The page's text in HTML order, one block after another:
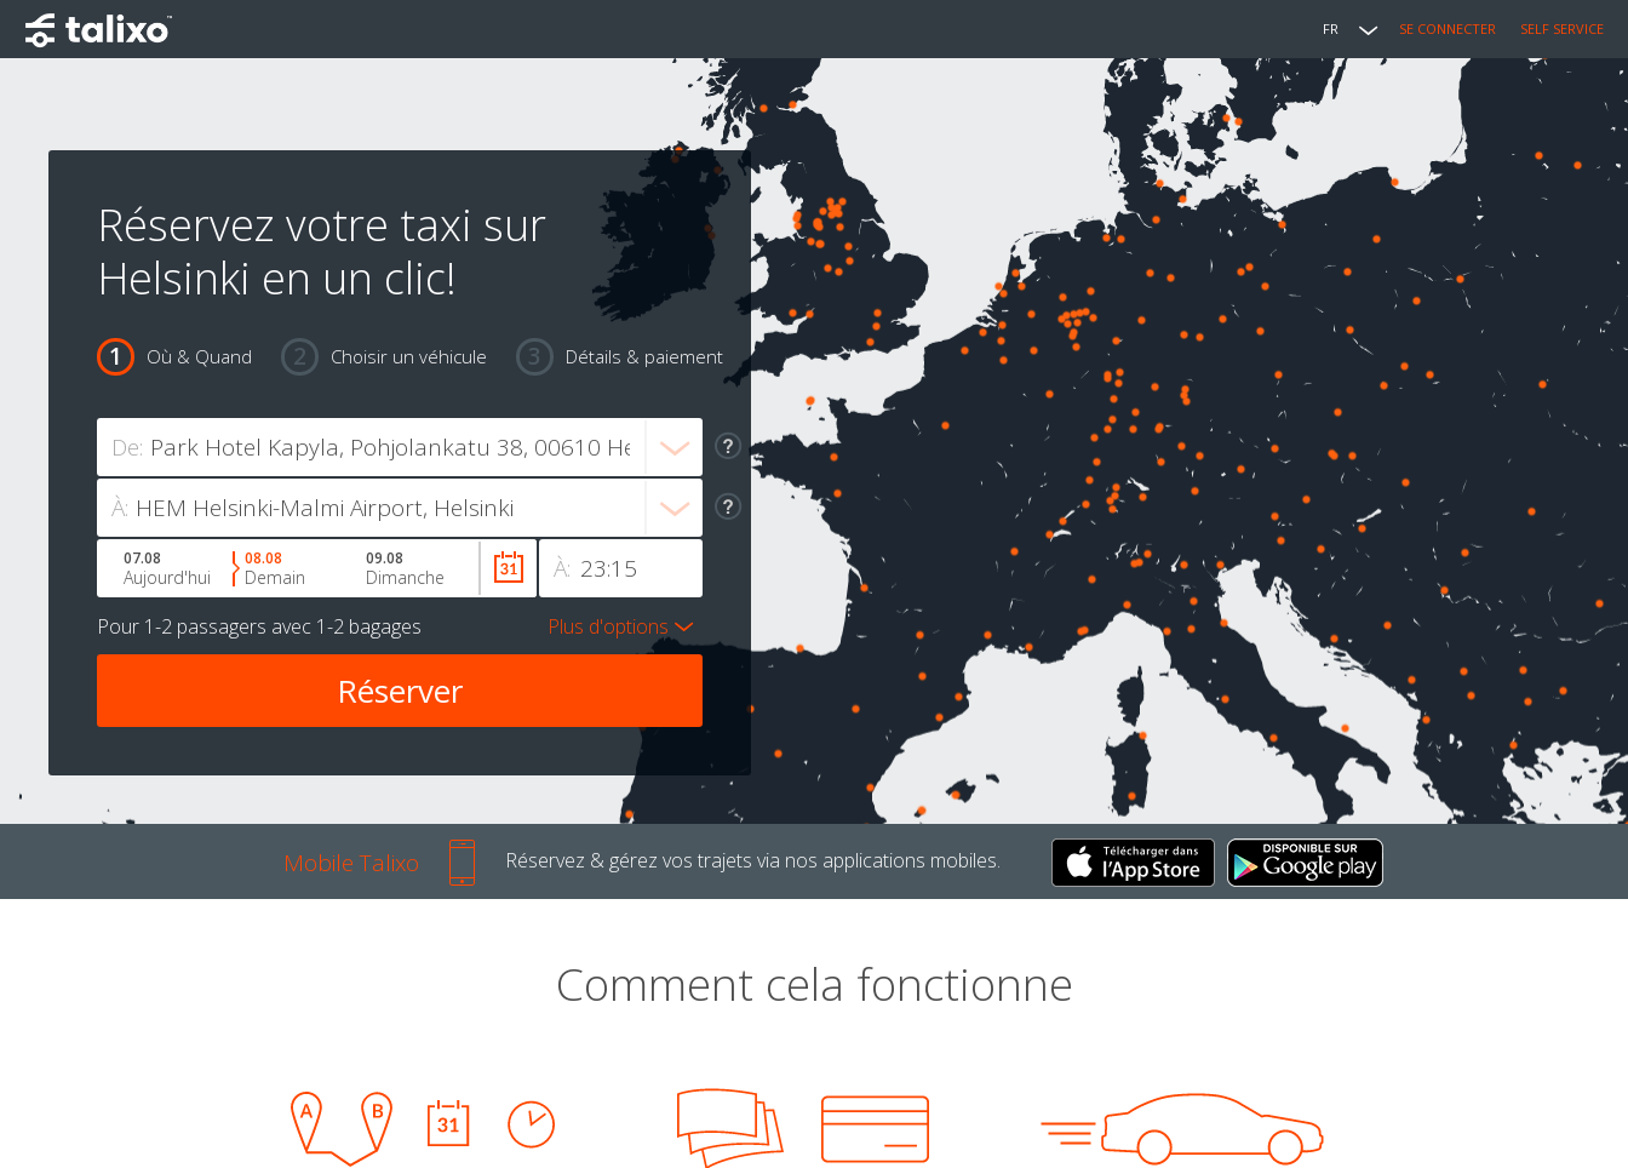
FR SE CONNECTER SELF SERVICE
Réservez votre taxi sur
Helsinki en un clic!
Où & Quand Choisir un véhicule Détails & paiement
De:
À:
À:
07.08
Aujourd'hui
08.08
Demain
09.08
Dimanche
Pour 1-2 passagers avec 1-2 bagages Plus d'options
Mobile Talixo Réservez & gérez vos trajets via nos applications mobiles.
Comment cela fonctionne